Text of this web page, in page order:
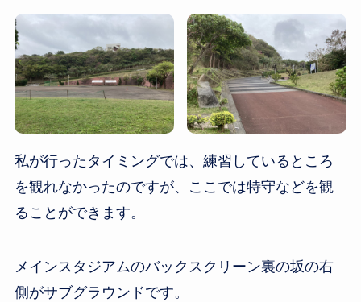
私が行ったタイミングでは、練習しているところ
を観れなかったのですが、ここでは特守などを観
ることができます。
メインスタジアムのバックスクリーン裏の坂の右
側がサブグラウンドです。